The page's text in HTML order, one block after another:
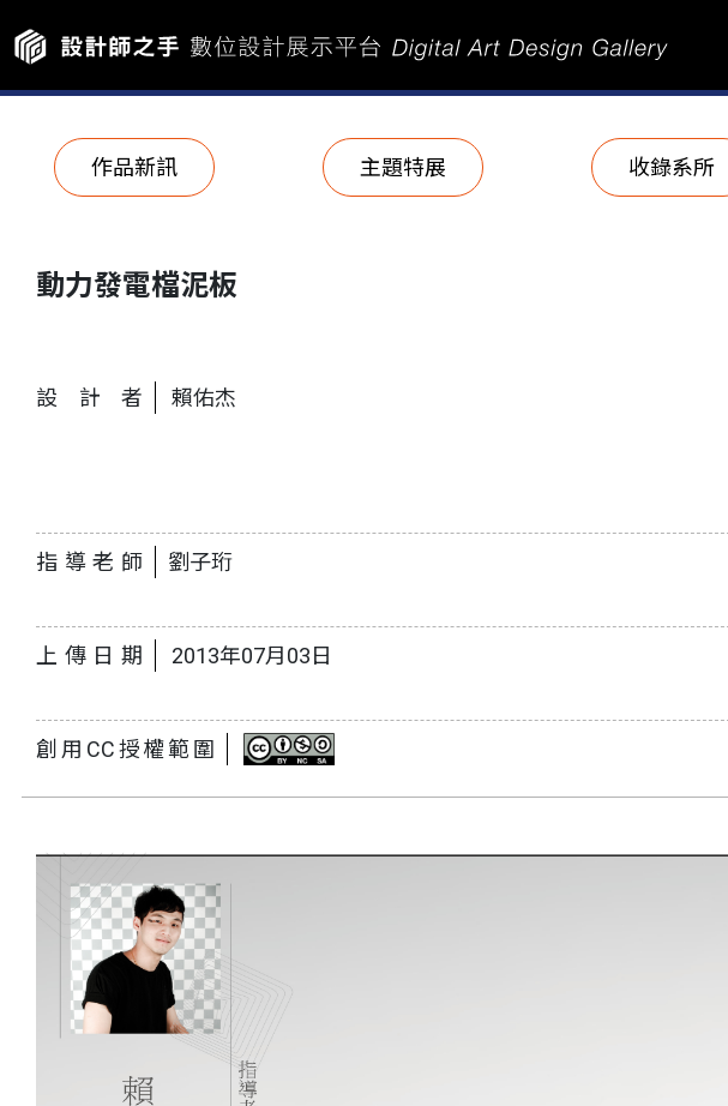
作品新訊 主題特展 收錄系所
動力發電檔泥板
設計者 賴佑杰
指導老師 劉子珩
上傳日期 2013年07月03日
創用CC授權範圍